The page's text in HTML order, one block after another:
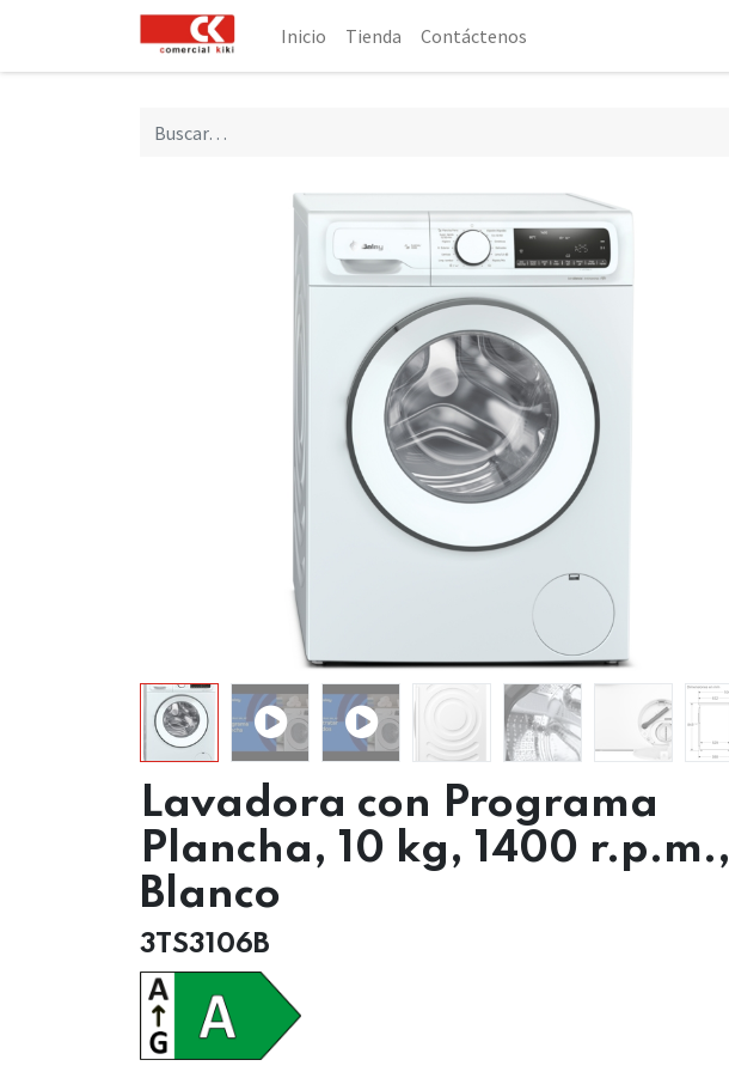
Inicio Tienda Contáctenos
Lavadora con Programa
Plancha, 10 kg, 1400 r.p.m.,
Blanco
3TS3106B